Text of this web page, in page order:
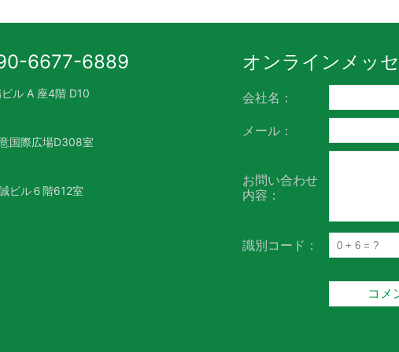
6677-6889
ル A 座4階 D10
国際広場D308室
ビル６階612室
オンラインメッ
会社名：
メール：
お問い合わせ
内容：
識別コード：